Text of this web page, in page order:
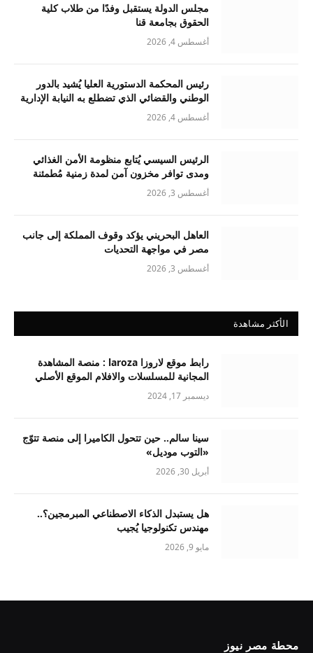
مجلس الدولة يستقبل وفدًا من طلاب كلية
الحقوق بجامعة قنا
أغسطس 4, 2026
رئيس المحكمة الدستورية العليا يُشيد بالدور
الوطني والقضائي الذي تضطلع به النيابة الإدارية
أغسطس 4, 2026
الرئيس السيسي يُتابع منظومة الأمن الغذائي
ومدى توافر مخزون آمن لمدة زمنية مُطمئنة
أغسطس 3, 2026
العاهل البحريني يؤكد وقوف المملكة إلى جانب
مصر في مواجهة التحديات
أغسطس 3, 2026
الأكثر مشاهدة
رابط موقع لاروزا laroza : منصة المشاهدة
المجانية للمسلسلات والافلام الموقع الأصلي
ديسمبر 17, 2024
سينا سالم.. حين تتحول الكاميرا إلى منصة تتوّج
«التوب موديل»
أبريل 30, 2026
هل يستبدل الذكاء الاصطناعي المبرمجين؟..
مهندس تكنولوجيا يُجيب
مايو 9, 2026
محطة مصر نيوز